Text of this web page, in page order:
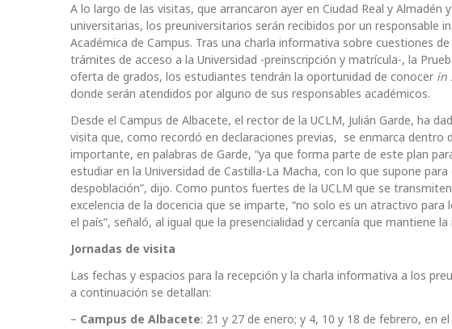
A lo largo de las visitas, que arrancaron ayer en Ciudad Real y
universitarias, los preuniversitarios serán recibidos por un responsable
Académica de Campus. Tras una charla informativa sobre cuestiones
trámites de acceso a la Universidad -preinscripción y matrícula-, la
oferta de grados, los estudiantes tendrán la oportunidad de conocer in
donde serán atendidos por alguno de sus responsables académicos.
Desde el Campus de Albacete, el rector de la UCLM, Julián Garde, ha
visita que, como recordó en declaraciones previas, se enmarca dentro
importante, en palabras de Garde, “ya que forma parte de este plan
estudiar en la Universidad de Castilla-La Macha, con lo que supone
despoblación”, dijo. Como puntos fuertes de la UCLM que se
excelencia de la docencia que se imparte, “no solo es un atractivo
el país”, señaló, al igual que la presencialidad y cercanía que mantiene
Jornadas de visita
Las fechas y espacios para la recepción y la charla informativa a los
a continuación se detallan:
– Campus de Albacete: 21 y 27 de enero; y 4, 10 y 18 de febrero, en